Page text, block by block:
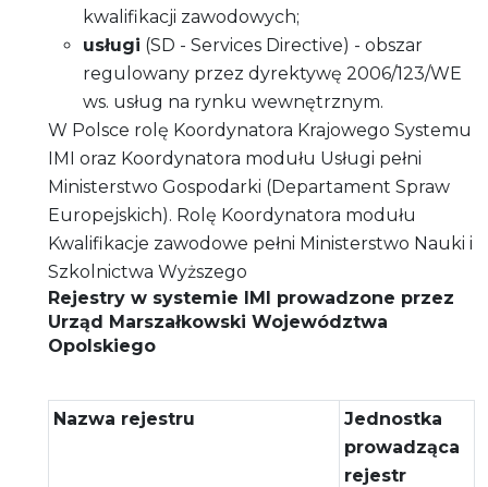
kwalifikacji zawodowych;
usługi (SD - Services Directive) - obszar
regulowany przez dyrektywę 2006/123/WE
ws. usług na rynku wewnętrznym.
W Polsce rolę Koordynatora Krajowego Systemu
IMI oraz Koordynatora modułu Usługi pełni
Ministerstwo Gospodarki (Departament Spraw
Europejskich). Rolę Koordynatora modułu
Kwalifikacje zawodowe pełni Ministerstwo Nauki i
Szkolnictwa Wyższego
Rejestry w systemie IMI prowadzone przez
Urząd Marszałkowski Województwa
Opolskiego
Nazwa rejestru
Jednostka
prowadząca
rejestr